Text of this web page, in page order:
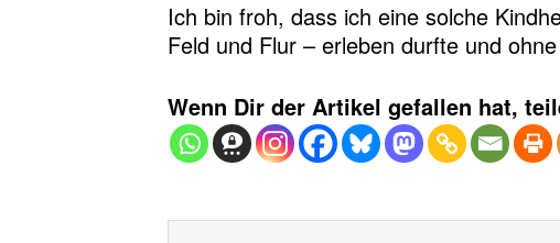
Ich bin froh, dass ich eine solche
Feld und Flur – erleben durfte und
Wenn Dir der Artikel gefallen hat,